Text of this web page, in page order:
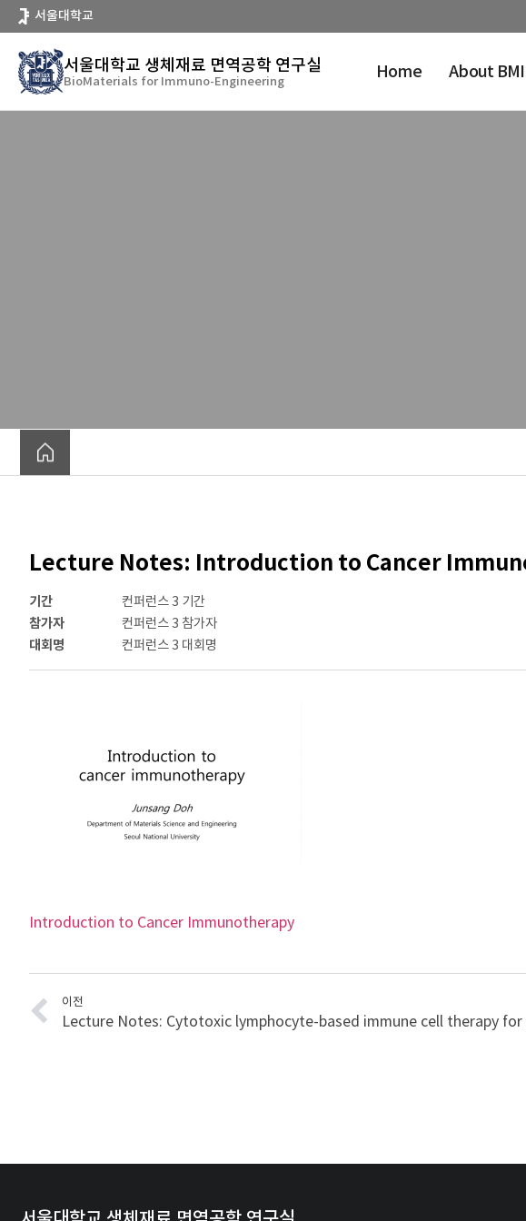
로
서울대학교
서울대학교 생체재료 면역공학 연구실
BioMaterials for Immuno-Engineering Home About
Current Members
Lecture Notes: Introduction to Cancer
기간 컨퍼런스 3 기간
참가자 컨퍼런스 3 참가자
대회명 컨퍼런스 3 대회명
Introduction to Cancer Immunotherapy
이전